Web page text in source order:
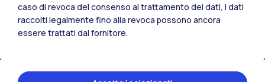
caso di revoca del consenso al trattamento dei dati, i dati
raccolti legalmente fino alla revoca possono ancora
essere trattati dal fornitore.